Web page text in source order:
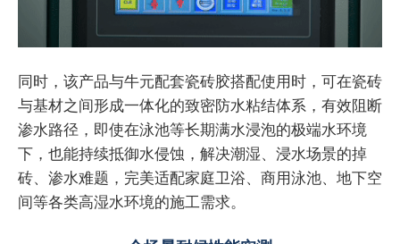
同时，该产品与牛元配套瓷砖胶搭配使用时，可在瓷砖
与基材之间形成一体化的致密防水粘结体系，有效阻断
渗水路径，即使在泳池等长期满水浸泡的极端水环境
下，也能持续抵御水侵蚀，解决潮湿、浸水场景的掉
砖、渗水难题，完美适配家庭卫浴、商用泳池、地下空
间等各类高湿水环境的施工需求。